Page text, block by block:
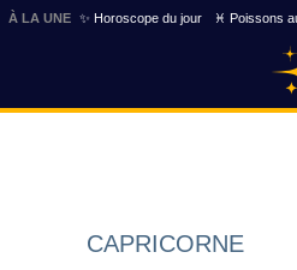
À LA UNE ✨ Horoscope du jour ♓ Poissons
CAPRICORNE